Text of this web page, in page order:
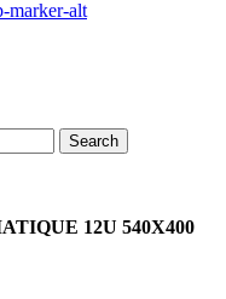
marker-alt
Search
12U 540X400